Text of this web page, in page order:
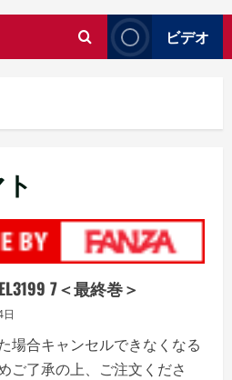
ビデオ
7＜最終巻＞
場合キャンセルできなくなる
ご了承の上、ご注文くださ